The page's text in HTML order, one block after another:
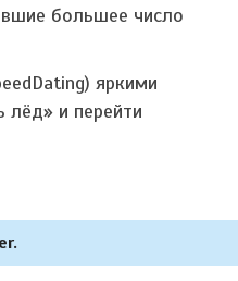
большее число
яркими
лёд» и перейти